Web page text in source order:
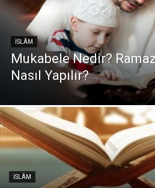
İSLÂM
Mukabele Nedir?
Nasıl Yapılır?
İSLÂM